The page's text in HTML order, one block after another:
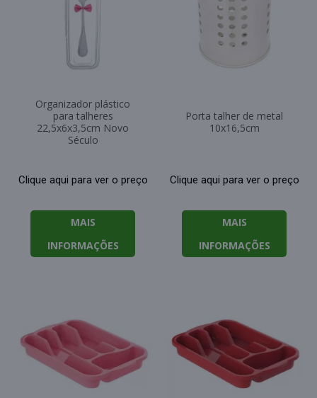
Organizador plástico
para talheres
22,5x6x3,5cm Novo
Século
Clique aqui para ver o preço
MAIS
INFORMAÇÕES
Porta talher de metal
10x16,5cm
Clique aqui para ver o preço
MAIS
INFORMAÇÕES